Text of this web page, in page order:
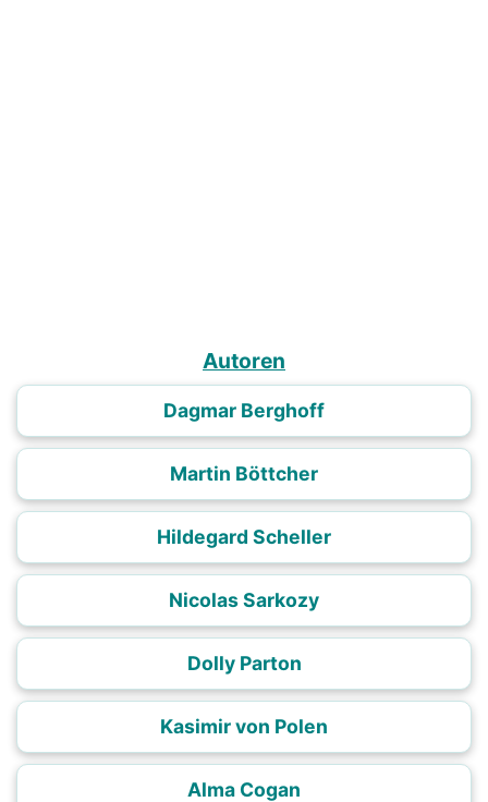
Autoren
Dagmar Berghoff
Martin Böttcher
Hildegard Scheller
Nicolas Sarkozy
Dolly Parton
Kasimir von Polen
Alma Cogan